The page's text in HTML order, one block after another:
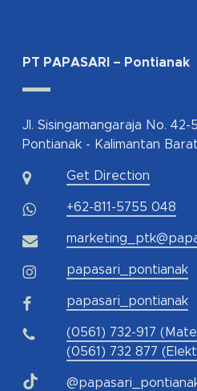
PT PAPASARI – Pontianak
Jl. Sisingamangaraja No. 42-
Pontianak - Kalimantan Barat
Get Direction
+62-811-5755 048
papasari_pontianak
papasari_pontianak
(0561) 732-917
(0561) 732 877